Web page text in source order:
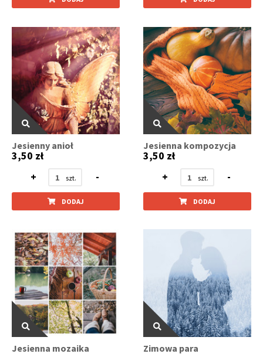
Jesienny anioł
3,50 zł
+
-
DODAJ
Jesienna kompozycja
3,50 zł
+
-
DODAJ
Jesienna mozaika Zimowa para